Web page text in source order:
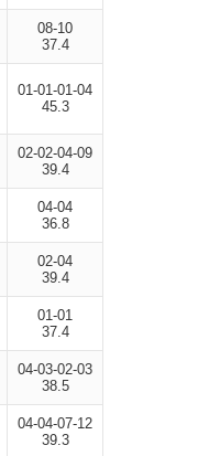
08-10
37.4
01-01-01-04
45.3
02-02-04-09
39.4
04-04
36.8
02-04
39.4
01-01
37.4
04-03-02-03
38.5
04-04-07-12
39.3